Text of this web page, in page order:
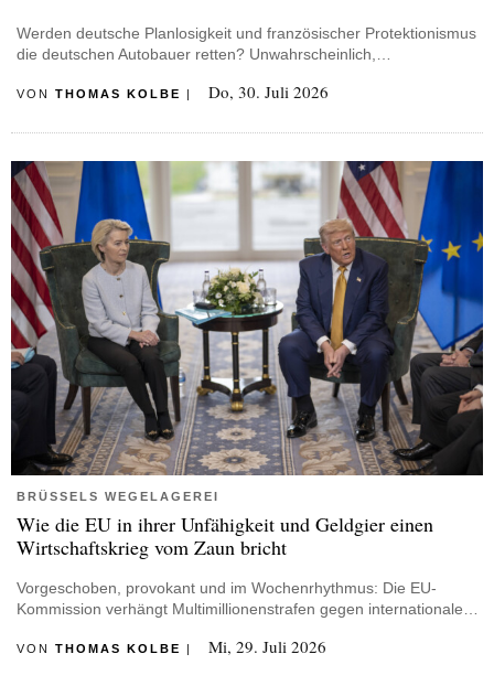
Werden deutsche Planlosigkeit und französischer Protektionismus
die deutschen Autobauer retten? Unwahrscheinlich,…
VON THOMAS KOLBE | Do, 30. Juli 2026
BRÜSSELS WEGELAGEREI
Wie die EU in ihrer Unfähigkeit und Geldgier einen
Wirtschaftskrieg vom Zaun bricht
Vorgeschoben, provokant und im Wochenrhythmus: Die EU-
Kommission verhängt Multimillionenstrafen gegen internationale…
VON THOMAS KOLBE | Mi, 29. Juli 2026